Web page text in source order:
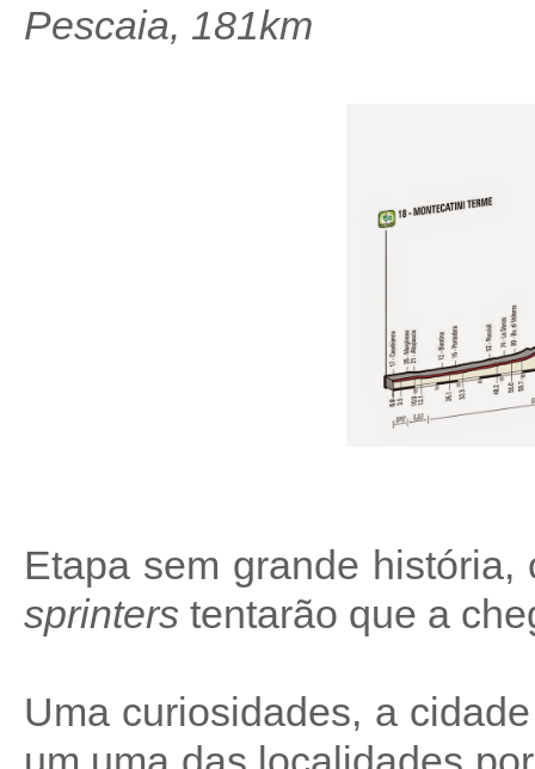
Pescaia, 181km
Etapa sem grande
sprinters tentarão que a
Uma curiosidades, a